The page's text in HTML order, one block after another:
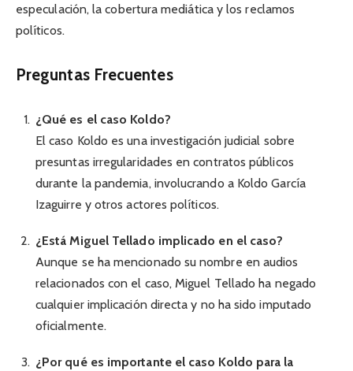
especulación, la cobertura mediática y los reclamos
políticos.
Preguntas Frecuentes
¿Qué es el caso Koldo?
El caso Koldo es una investigación judicial sobre
presuntas irregularidades en contratos públicos
durante la pandemia, involucrando a Koldo García
Izaguirre y otros actores políticos.
¿Está Miguel Tellado implicado en el caso?
Aunque se ha mencionado su nombre en audios
relacionados con el caso, Miguel Tellado ha negado
cualquier implicación directa y no ha sido imputado
oficialmente.
¿Por qué es importante el caso Koldo para la